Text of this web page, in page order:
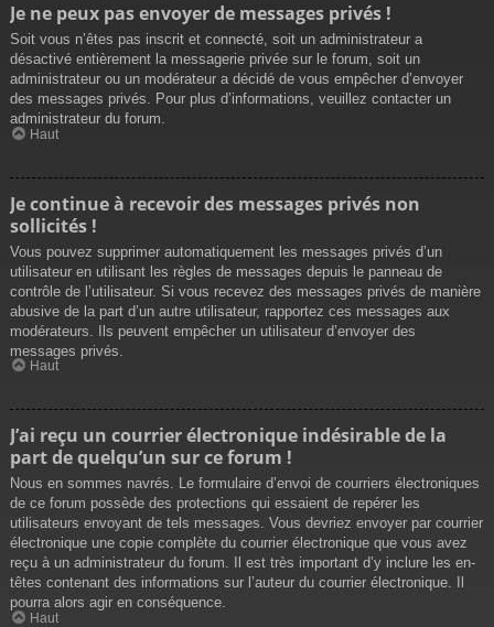
Je ne peux pas envoyer de messages privés !
Soit vous n’êtes pas inscrit et connecté, soit un administrateur a
désactivé entièrement la messagerie privée sur le forum, soit un
administrateur ou un modérateur a décidé de vous empêcher d’envoyer
des messages privés. Pour plus d’informations, veuillez contacter un
administrateur du forum.
Haut
Je continue à recevoir des messages privés non
sollicités !
Vous pouvez supprimer automatiquement les messages privés d’un
utilisateur en utilisant les règles de messages depuis le panneau de
contrôle de l’utilisateur. Si vous recevez des messages privés de manière
abusive de la part d’un autre utilisateur, rapportez ces messages aux
modérateurs. Ils peuvent empêcher un utilisateur d’envoyer des
messages privés.
Haut
J’ai reçu un courrier électronique indésirable de la
part de quelqu’un sur ce forum !
Nous en sommes navrés. Le formulaire d’envoi de courriers électroniques
de ce forum possède des protections qui essaient de repérer les
utilisateurs envoyant de tels messages. Vous devriez envoyer par courrier
électronique une copie complète du courrier électronique que vous avez
reçu à un administrateur du forum. Il est très important d’y inclure les en-
têtes contenant des informations sur l’auteur du courrier électronique. Il
pourra alors agir en conséquence.
Haut